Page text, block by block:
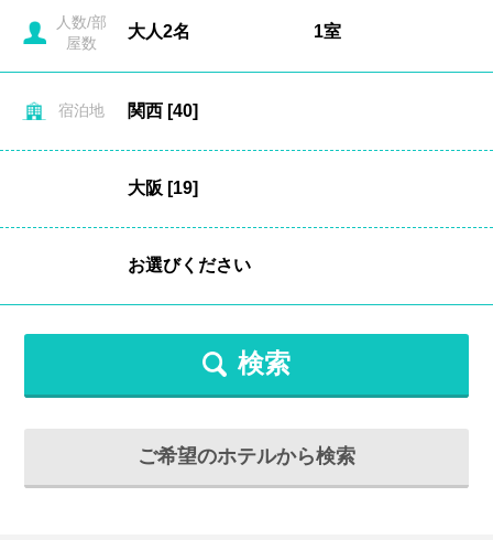
人数/部
屋数
宿泊地
検索
ご希望のホテルから検索